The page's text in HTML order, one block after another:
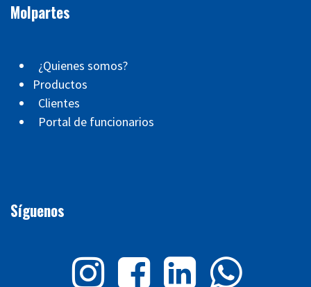
Molpartes
¿Quienes somos?
Productos
Clientes
Portal de funcionarios
Síguenos